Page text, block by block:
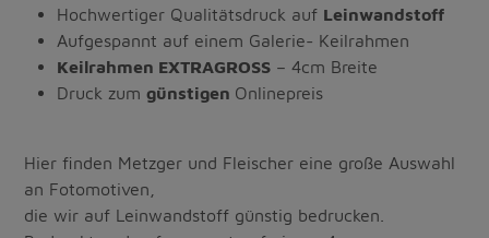
Hochwertiger Qualitätsdruck auf Leinwandstoff
Aufgespannt auf einem Galerie- Keilrahmen
Keilrahmen EXTRAGROSS – 4cm Breite
Druck zumgünstigen Onlinepreis
Hier finden Metzger und Fleischer eine große Auswahl
an Fotomotiven,
die wir auf Leinwandstoff günstig bedrucken.